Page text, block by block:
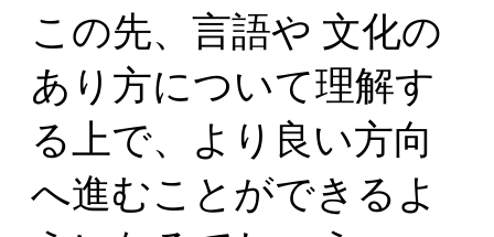
この先、言語や 文化の
あり方について理解す
る上で、より良い方向
へ進むことができるよ